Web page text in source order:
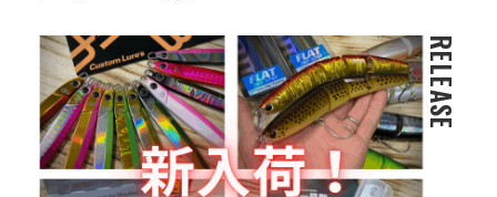
RELEASE